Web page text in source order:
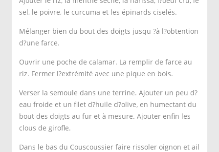
sel, le poivre, le curcuma et les épinards ciselés.
Mélanger bien du bout des doigts jusqu ?à l?obtention
d?une farce.
Ouvrir une poche de calamar. La remplir de farce au
riz. Fermer l?extrémité avec une pique en bois.
Verser la semoule dans une terrine. Ajouter un peu d?
eau froide et un filet d?huile d?olive, en humectant du
bout des doigts au fur et à mesure. Ajouter enfin les
clous de girofle.
Dans le bas du Couscoussier faire rissoler oignon et ail